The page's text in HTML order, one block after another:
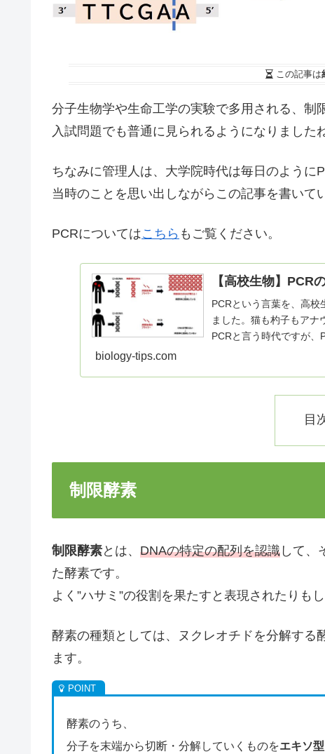
この記事は
分子生物学や生命工学の実験で多用される、制
入試問題でも普通に見られるようになりました
ちなみに管理人は、大学院時代は毎日のように
当時のことを思い出しながらこの記事を書いて
PCRについてはこちら もご覧ください。
【高校生物】PCR
PCRという言葉を、高校
ました。猫も杓子もアナ
PCRと言う時代ですが、
biology-tips.com
目
制限酵素
制限酵素とは、 DNAの特定の配列を認識 して、
た酵素です。
よく”ハサミ”の役割を果たすと表現されたりもし
酵素の種類としては、ヌクレオチドを分解す
ます。
酵素のうち、
分子を末端から切断・分解していくものをエキソ型